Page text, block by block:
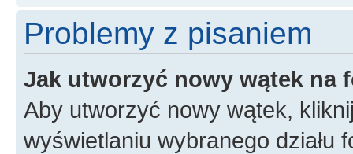
Problemy z pisaniem
Jak utworzyć nowy wątek na
Aby utworzyć nowy wątek,
wyświetlaniu wybranego działu